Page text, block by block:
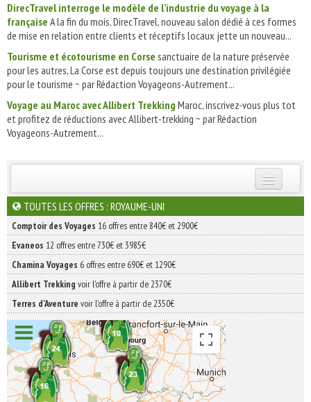
DirecTravel interroge le modèle de l’industrie du voyage à la
française A la fin du mois, DirecTravel, nouveau salon dédié à ces formes
de mise en relation entre clients et réceptifs locaux jette un nouveau...
Tourisme et écotourisme en Corse sanctuaire de la nature préservée
pour les autres, La Corse est depuis toujours une destination privilégiée
pour le tourisme ~ par Rédaction Voyageons-Autrement...
Voyage au Maroc avec Allibert Trekking Maroc, inscrivez-vous plus tot
et profitez de réductions avec Allibert-trekking ~ par Rédaction
Voyageons-Autrement...
INSCRIVEZ-VOUS | ABONNEZ-VOUS
TOUTES LES OFFRES : ROYAUME-UNI
Comptoir des Voyages 16 offres entre 840€ et 2900€
Evaneos 12 offres entre 730€ et 3985€
Chamina Voyages 6 offres entre 690€ et 1290€
Allibert Trekking voir l'offre à partir de 2370€
Terres d'Aventure voir l'offre à partir de 2350€